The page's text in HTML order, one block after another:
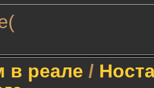
в реале /